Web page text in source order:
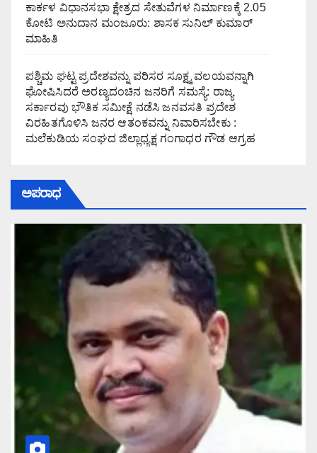
ಕಾರ್ಕಳ ವಿಧಾನಸಭಾ ಕ್ಷೇತ್ರದ ಸೇತುವೆಗಳ ನಿರ್ಮಾಣಕ್ಕೆ 2.05
ಕೋಟಿ ಅನುದಾನ ಮಂಜೂರು: ಶಾಸಕ ಸುನಿಲ್ ಕುಮಾರ್
ಮಾಹಿತಿ
ಪಶ್ಚಿಮ ಘಟ್ಟ ಪ್ರದೇಶವನ್ನು ಪರಿಸರ ಸೂಕ್ಷ್ಮ ವಲಯವನ್ನಾಗಿ
ಘೋಷಿಸಿದರೆ ಅರಣ್ಯದಂಚಿನ ಜನರಿಗೆ ಸಮಸ್ಯೆ: ರಾಜ್ಯ
ಸರ್ಕಾರವು ಭೌತಿಕ ಸಮೀಕ್ಷೆ ನಡೆಸಿ ಜನವಸತಿ ಪ್ರದೇಶ
ವಿರಹಿತಗೊಳಿಸಿ ಜನರ ಆತಂಕವನ್ನು ನಿವಾರಿಸಬೇಕು :
ಮಲೆಕುಡಿಯ ಸಂಘದ ಜಿಲ್ಲಾಧ್ಯಕ್ಷ ಗಂಗಾಧರ ಗೌಡ ಆಗ್ರಹ
ಅಪರಾಧ